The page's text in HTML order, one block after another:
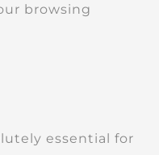
browsing
essential for